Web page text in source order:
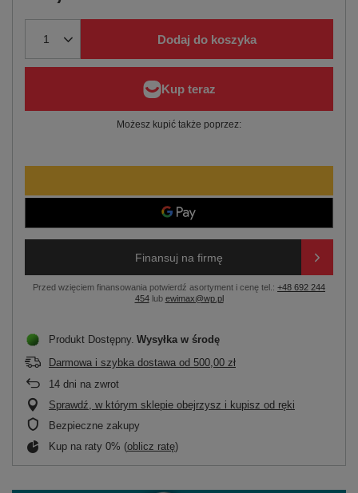
Dodaj do koszyka
Możesz kupić także poprzez:
Finansuj na firmę
Przed wzięciem finansowania potwierdź asortyment i cenę tel.: +48 692 244
454lub ewimax@wp.pl
Produkt Dostępny Wysyłka w środę
Darmowa i szybka dostawa od 500,00 zł
14 dni na zwrot
Sprawdź, w którym sklepie obejrzysz i kupisz od ręki
Bezpieczne zakupy
Kup na raty 0% (oblicz ratę)